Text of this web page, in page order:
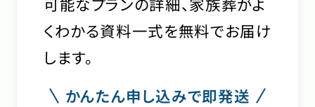
くわかる資料一式を無料でお届け
します。
かんたん申し込みで即発送